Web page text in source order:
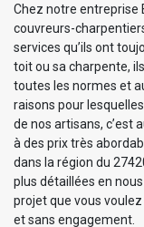
Chez notre entreprise
couvreurs-
services qu’ils ont
toit ou sa charpente,
toutes les normes et
raisons pour
de nos artisans, c’est
à des prix très
dans la région du
plus détaillées en
projet que vous
et sans engagement.